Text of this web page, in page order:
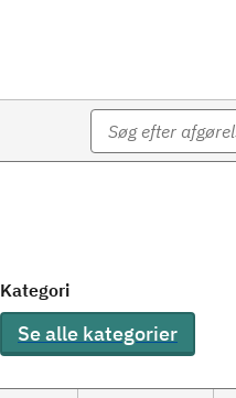
Kategori
Se alle kategorier